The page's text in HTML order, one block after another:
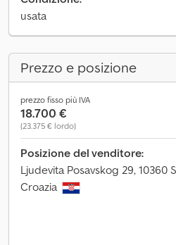
usata
Prezzo e posizione
prezzo fisso più IVA
18.700 €
(23.375 € lordo)
Posizione del venditore:
Ljudevita Posavskog 29, 10360
Croazia